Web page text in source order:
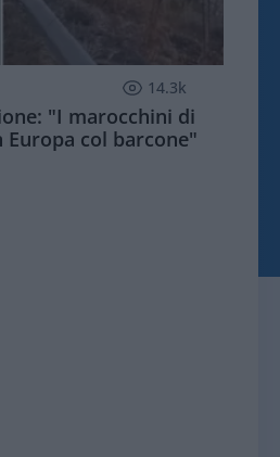
14.3k
"I marocchini di
Europa col barcone"